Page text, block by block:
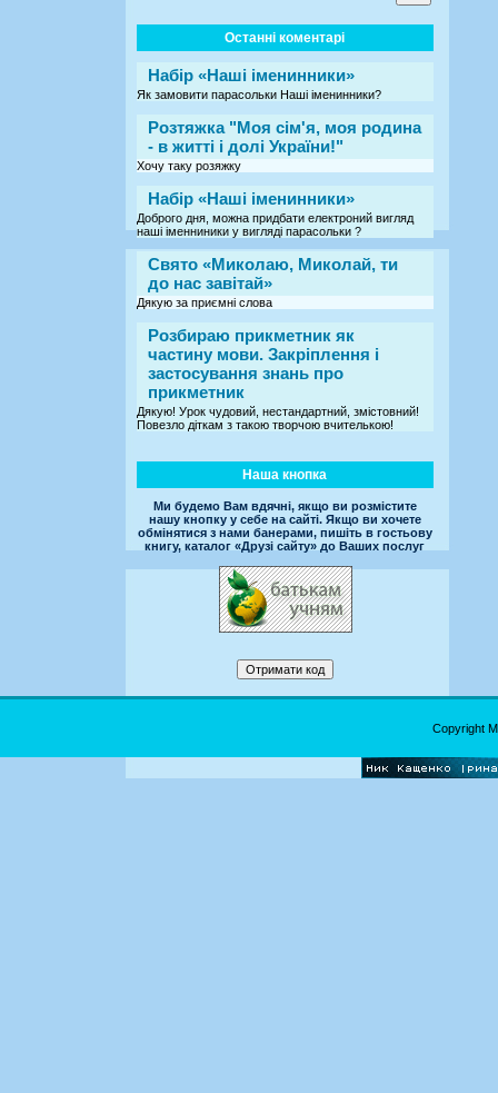
Останні коментарі
Набір «Наші іменинники»
Як замовити парасольки Наші іменинники?
Розтяжка "Моя сім'я, моя родина
- в житті і долі України!"
Хочу таку розяжку
Набір «Наші іменинники»
Доброго дня, можна придбати електроний вигляд
наші іменниники у вигляді парасольки ?
Свято «Миколаю, Миколай, ти
до нас завітай»
Дякую за приємні слова
Розбираю прикметник як
частину мови. Закріплення і
застосування знань про
прикметник
Дякую! Урок чудовий, нестандартний, змістовний!
Повезло діткам з такою творчою вчителькою!
Наша кнопка
Ми будемо Вам вдячні, якщо ви розмістите
нашу кнопку у себе на сайті. Якщо ви хочете
обмінятися з нами банерами, пишіть в гостьову
книгу, каталог «Друзі сайту» до Ваших послуг
Copyright